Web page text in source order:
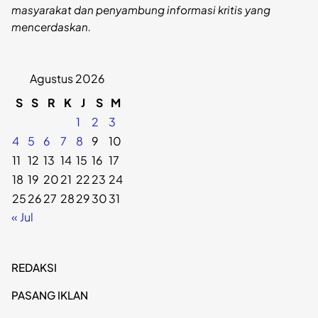
masyarakat dan penyambung informasi kritis yang
mencerdaskan.
Agustus 2026
S S R K J S M
1
2
3
4
5 6 7 8 9
10
11 12 13 14 15 16 17
18 19 2021 2223 24
252627 28293031
« Jul
REDAKSI
PASANG IKLAN